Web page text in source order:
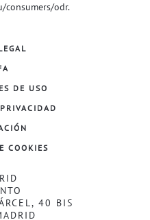
consumers/odr.
DE USO
COOKIES
40 BIS